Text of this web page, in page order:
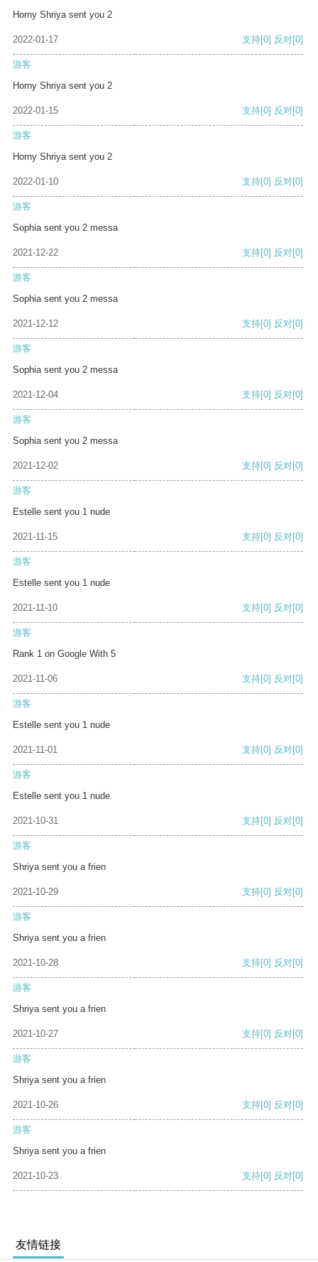
Horny Shriya sent you 2
2022-01-17 支持[0] 反对[0]
游客
Horny Shriya sent you 2
2022-01-15 支持[0] 反对[0]
游客
Horny Shriya sent you 2
2022-01-10 支持[0] 反对[0]
游客
Sophia sent you 2 messa
2021-12-22 支持[0] 反对[0]
游客
Sophia sent you 2 messa
2021-12-12 支持[0] 反对[0]
游客
Sophia sent you 2 messa
2021-12-04 支持[0] 反对[0]
游客
Sophia sent you 2 messa
2021-12-02 支持[0] 反对[0]
游客
Estelle sent you 1 nude
2021-11-15 支持[0] 反对[0]
游客
Estelle sent you 1 nude
2021-11-10 支持[0] 反对[0]
游客
Rank 1 on Google With 5
2021-11-06 支持[0] 反对[0]
游客
Estelle sent you 1 nude
2021-11-01 支持[0] 反对[0]
游客
Estelle sent you 1 nude
2021-10-31 支持[0] 反对[0]
游客
Shriya sent you a frien
2021-10-29 支持[0] 反对[0]
游客
Shriya sent you a frien
2021-10-28 支持[0] 反对[0]
游客
Shriya sent you a frien
2021-10-27 支持[0] 反对[0]
游客
Shriya sent you a frien
2021-10-26 支持[0] 反对[0]
游客
Shriya sent you a frien
2021-10-23 支持[0] 反对[0]
友情链接